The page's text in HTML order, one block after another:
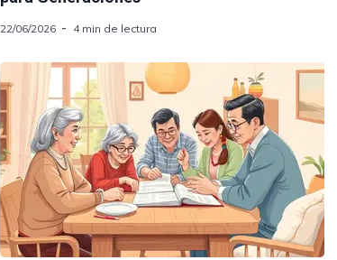
22/06/2026 4 min de lectura